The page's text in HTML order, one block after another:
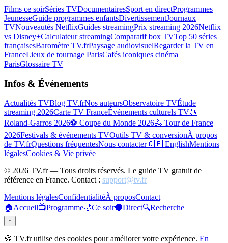
Films ce soirSéries TVDocumentairesSport en directProgrammes
JeunesseGuide programmes enfantsDivertissementJournaux
TVNouveautés NetflixGuides streamingPrix streaming 2026Netflix
vs Disney+Calculateur streamingComparatif box TVTop 50 séries
françaisesBaromètre TV.frPaysage audiovisuelRegarder la TV en
FranceLieux de tournage ParisCafés iconiques cinéma
ParisGlossaire TV
Infos & Événements
Actualités TVBlog TV.frNos auteursObservatoire TVÉtude
streaming 2026Carte TV FranceÉvénements culturels TV🎾
Roland-Garros 2026⚽ Coupe du Monde 2026🚴 Tour de France
2026Festivals & événements TVOutils TV & conversionÀ propos
de TV.frQuestions fréquentesNous contacter🇬🇧 EnglishMentions
légalesCookies & Vie privée
© 2026 TV.fr — Tous droits réservés. Le guide TV gratuit de
référence en France. Contact : support@tv.fr
Mentions légalesConfidentialitéÀ proposContact
🏠Accueil📺Programme🌙Ce soir🔴Direct🔍Recherche
↑
🍪 TV.fr utilise des cookies pour améliorer votre expérience. En